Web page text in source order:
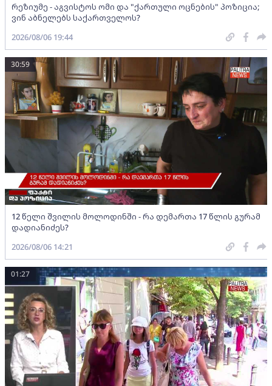
რეზიუმე - აგვისტოს ომი და "ქართული ოცნების" პოზიცია;
ვინ აბნელებს საქართველოს?
2026/08/06 19:44
12 წელი შვილის მოლოდინში - რა დემართა 17 წლის გურამ
დადიანიძეს?
30:59
2026/08/06 14:21
01:27